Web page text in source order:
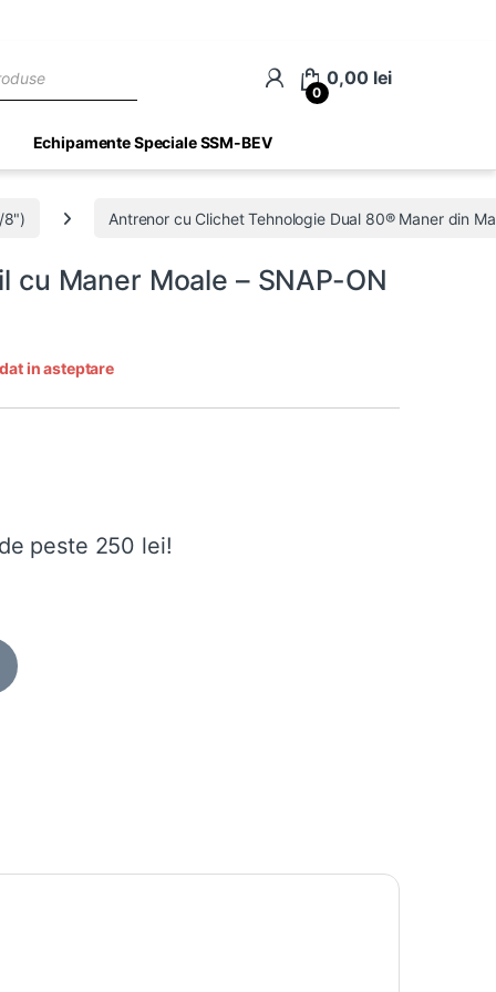
0
0,00 lei
Echipamente Speciale SSM-BEV
8") Antrenor cu Clichet Tehnologie Dual 80® Maner din
cu Maner Moale – SNAP-ON
in asteptare
peste 250 lei!